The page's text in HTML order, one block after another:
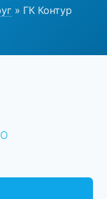
» ГК Контур